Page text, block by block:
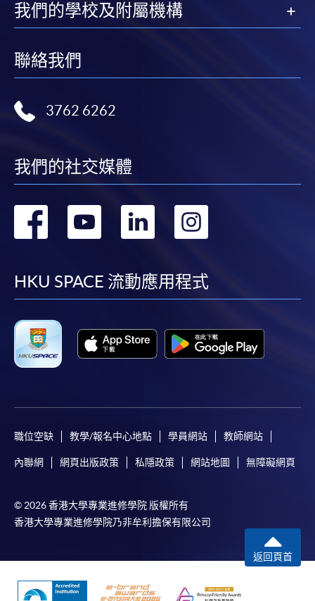
我們的學校及附屬機構
聯絡我們
3762 6262
我們的社交媒體
轉
facebook
轉
youtube
轉
linkedin
HKU SPACE 流動應用程式
職位空缺 教學/報名中心地點 學員網站 教師網站
內聯網 網頁出版政策 私隱政策 網站地圖 無障礙網頁
© 2026 香港大學專業進修學院 版權所有
香港大學專業進修學院乃非牟利擔保有限公司
返回頁首